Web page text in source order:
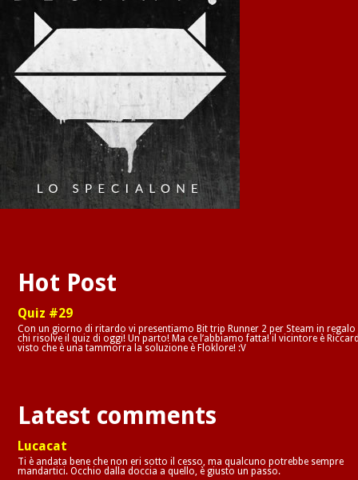
Hot Post
Quiz #29
Con un giorno di ritardo vi presentiamo Bit trip Runner 2 per Steam in regalo
chi risolve il quiz di oggi! Un parto! Ma ce l’abbiamo fatta! il vicintore è
visto che è una tammorra la soluzione è Floklore! :V
Latest comments
Lucacat
Ti è andata bene che non eri sotto il cesso, ma qualcuno potrebbe sempre
mandartici. Occhio dalla doccia a quello, è giusto un passo.